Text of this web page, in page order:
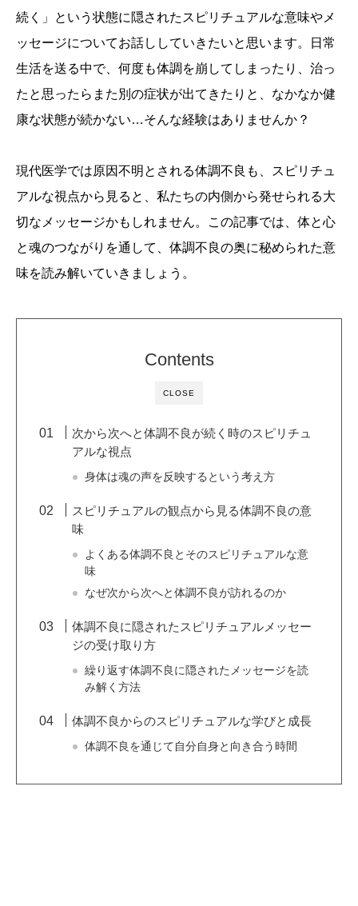
続く」という状態に隠されたスピリチュアルな意味やメ
ッセージについてお話ししていきたいと思います。日常
生活を送る中で、何度も体調を崩してしまったり、治っ
たと思ったらまた別の症状が出てきたりと、なかなか健
康な状態が続かない…そんな経験はありませんか？
現代医学では原因不明とされる体調不良も、スピリチュ
アルな視点から見ると、私たちの内側から発せられる大
切なメッセージかもしれません。この記事では、体と心
と魂のつながりを通して、体調不良の奥に秘められた意
味を読み解いていきましょう。
CLOSE
Contents
次から次へと体調不良が続く時のスピリチュ
アルな視点
身体は魂の声を反映するという考え方
スピリチュアルの観点から見る体調不良の意
味
よくある体調不良とそのスピリチュアルな意
味
なぜ次から次へと体調不良が訪れるのか
体調不良に隠されたスピリチュアルメッセー
ジの受け取り方
繰り返す体調不良に隠されたメッセージを読
み解く方法
体調不良からのスピリチュアルな学びと成長
体調不良を通じて自分自身と向き合う時間